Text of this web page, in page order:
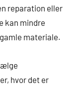
reparation eller
kan mindre
materiale.
hvor det er